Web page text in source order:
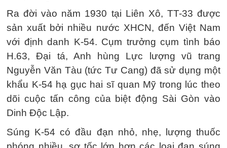
Ra đời vào năm 1930 tại Liên Xô, TT-33 được
sản xuất bởi nhiều nước XHCN, đến Việt Nam
với định danh K-54. Cụm trưởng cụm tình báo
H.63, Đại tá, Anh hùng Lực lượng vũ trang
Nguyễn Văn Tàu (tức Tư Cang) đã sử dụng một
khẩu K-54 hạ gục hai sĩ quan Mỹ trong lúc theo
dõi cuộc tấn công của biệt động Sài Gòn vào
Dinh Độc Lập.
Súng K-54 có đầu đạn nhỏ, nhẹ, lượng thuốc